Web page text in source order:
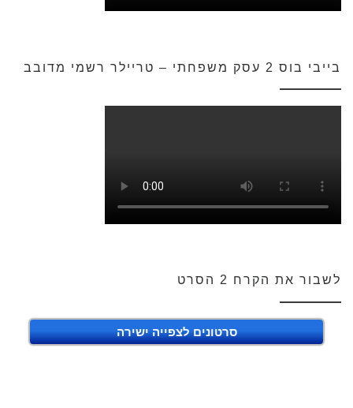
בייבי בוס 2 עסק משפחתי – טריילר רשמי מדובב
לשבור את הקרח 2 הסרט
סרטונים לצפייה ישירה